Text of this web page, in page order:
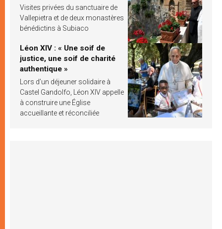
Visites privées du sanctuaire de
Vallepietra et de deux monastères
bénédictins à Subiaco
Léon XIV : « Une soif de
justice, une soif de charité
authentique »
Lors d’un déjeuner solidaire à
Castel Gandolfo, Léon XIV appelle
à construire une Église
accueillante et réconciliée